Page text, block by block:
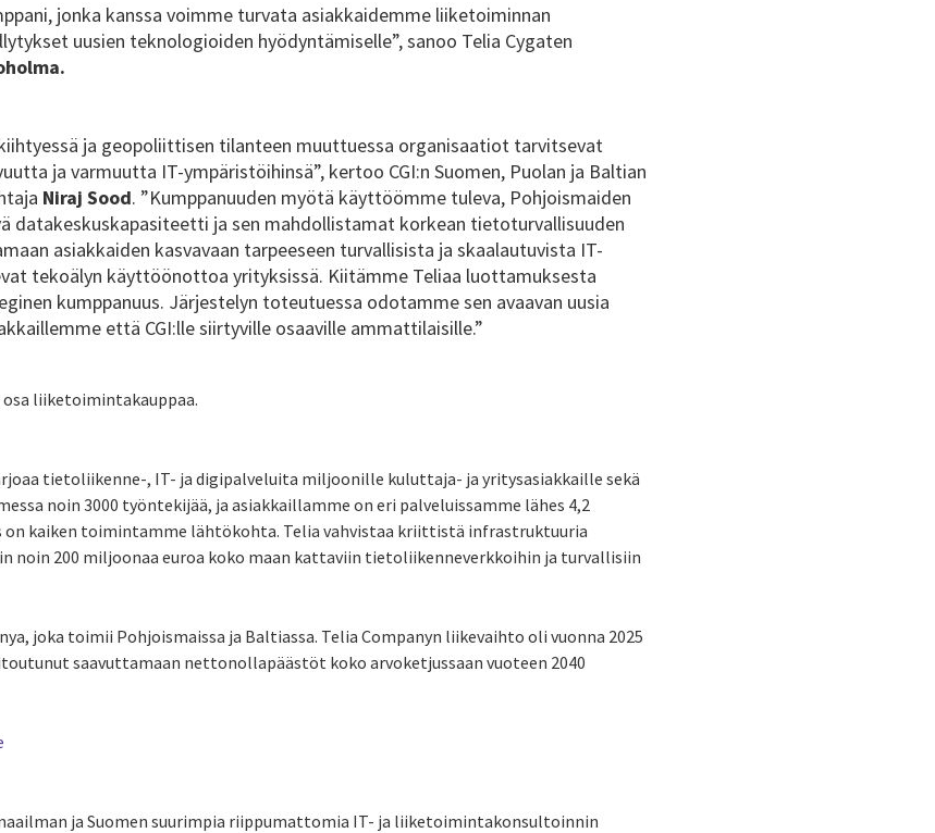
jonka kanssa voimme turvata asiakkaidemme liiketoiminnan
uusien teknologioiden hyödyntämiselle”, sanoo Telia Cygaten
ja geopoliittisen tilanteen muuttuessa organisaatiot tarvitsevat
ja varmuutta IT-ympäristöihinsä”, kertoo CGI:n Suomen, Puolan ja Baltian
Niraj Sood. ”Kumppanuuden myötä käyttöömme tuleva, Pohjoismaiden
datakeskuskapasiteetti ja sen mahdollistamat korkean tietoturvallisuuden
asiakkaiden kasvavaan tarpeeseen turvallisista ja skaalautuvista IT-
tekoälyn käyttöönottoa yrityksissä. Kiitämme Teliaa luottamuksesta
kumppanuus. Järjestelyn toteutuessa odotamme sen avaavan uusia
että CGI:lle siirtyville osaaville ammattilaisille.”
liiketoimintakauppaa.
tietoliikenne-, IT- ja digipalveluita miljoonille kuluttaja- ja yritysasiakkaille sekä
noin 3000 työntekijää, ja asiakkaillamme on eri palveluissamme lähes 4,2
on kaiken toimintamme lähtökohta. Telia vahvistaa kriittistä infrastruktuuria
noin 200 miljoonaa euroa koko maan kattaviin tietoliikenneverkkoihin ja turvallisiin
joka toimii Pohjoismaissa ja Baltiassa. Telia Companyn liikevaihto oli vuonna 2025
saavuttamaan nettonollapäästöt koko arvoketjussaan vuoteen 2040
ja Suomen suurimpia riippumattomia IT- ja liiketoimintakonsultoinnin